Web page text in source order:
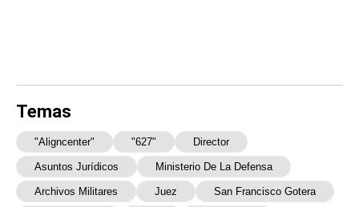
Temas
"aligncenter" "627" Director
Asuntos Jurídicos Ministerio De La Defensa
Archivos Militares Juez San Francisco Gotera